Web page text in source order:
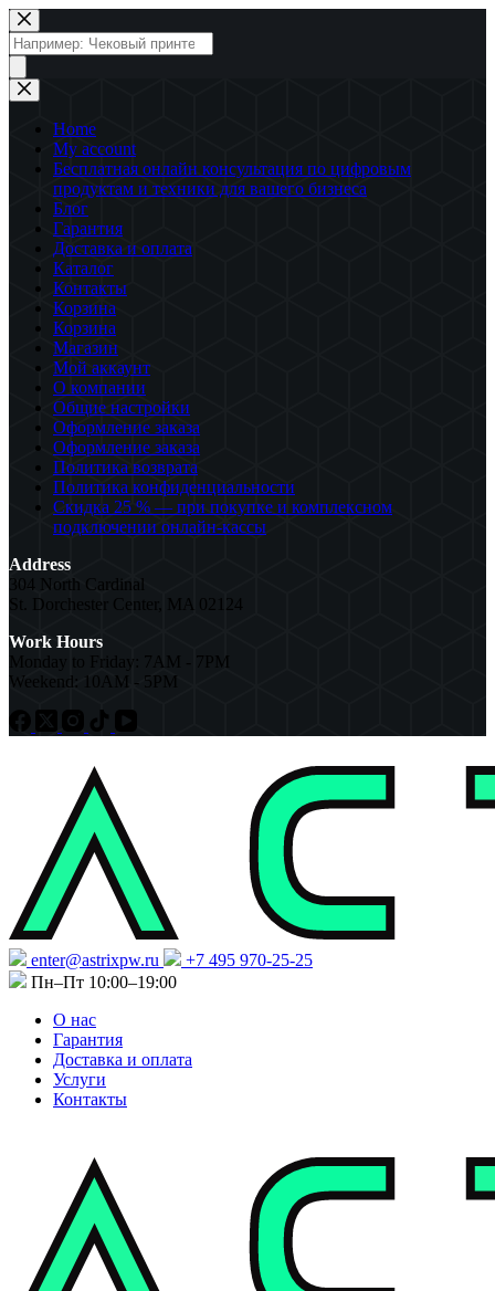
Перейти
к
сути
Поиск
товаров
Home
My account
Бесплатная онлайн консультация по цифровым
продуктам и техники для вашего бизнеса
Блог
Гарантия
Доставка и оплата
Каталог
Контакты
Корзина
Корзина
Магазин
Мой аккаунт
О компании
Общие настройки
Оформление заказа
Оформление заказа
Политика возврата
Политика конфиденциальности
Скидка 25 % — при покупке и комплексном
подключении онлайн-кассы
Address
304 North Cardinal
St. Dorchester Center, MA 02124
Work Hours
Monday to Friday: 7AM - 7PM
Weekend: 10AM - 5PM
enter@astrixpw.ru
+7 495 970-25-25
Пн–Пт 10:00–19:00
О нас
Гарантия
Доставка и оплата
Услуги
Контакты